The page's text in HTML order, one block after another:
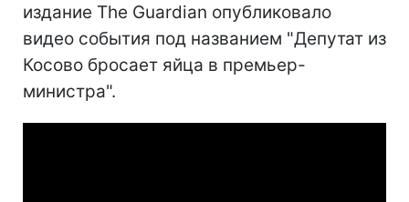
издание The Guardian опубликовало
видео события под названием "Депутат из
Косово бросает яйца в премьер-
министра".